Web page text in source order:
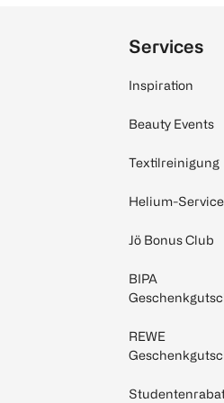
Services
Inspiration
Beauty Events
Textilreinigung
Helium-Service
Jö Bonus Club
BIPA
REWE